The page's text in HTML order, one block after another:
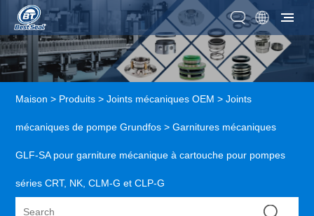
Maison > Produits >Joints mécaniques OEM >Joints
mécaniques de pompe Grundfos > Garnitures mécaniques
GLF-SA pour garniture mécanique à cartouche pour pompes
séries CRT, NK, CLM-G et CLP-G